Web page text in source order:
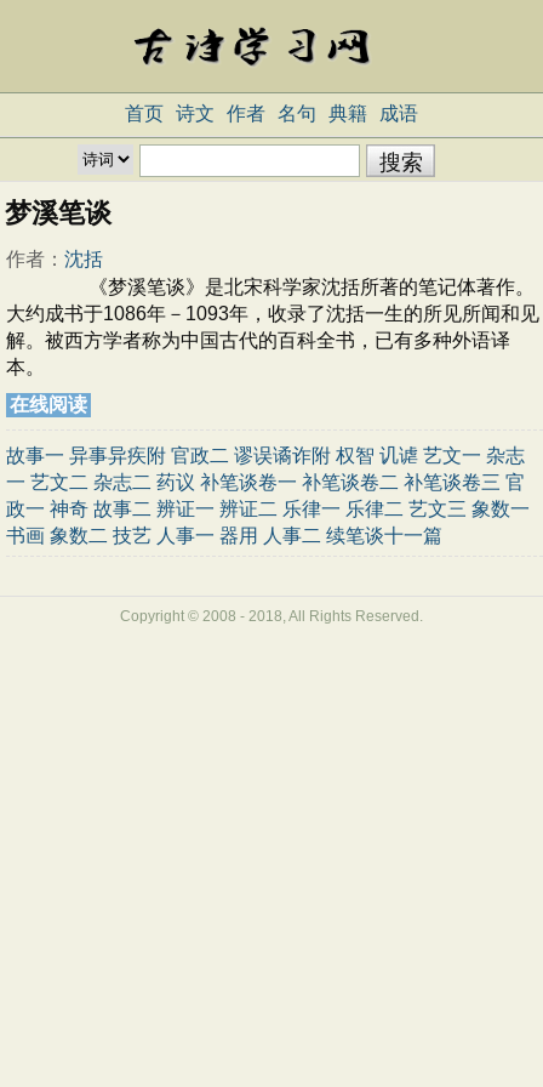
首页 诗文 作者 名句 典籍 成语
梦溪笔谈
作者： 沈括
《梦溪笔谈》是北宋科学家沈括所著的笔记体著作。
大约成书于1086年－1093年，收录了沈括一生的所见所闻和见
解。被西方学者称为中国古代的百科全书，已有多种外语译
本。
在线阅读
故事一 异事异疾附 官政二 谬误谲诈附 权智 讥谑 艺文一 杂志
一 艺文二 杂志二 药议 补笔谈卷一 补笔谈卷二 补笔谈卷三 官
政一 神奇 故事二 辨证一 辨证二 乐律一 乐律二 艺文三 象数一
书画 象数二 技艺 人事一 器用 人事二 续笔谈十一篇
Copyright © 2008 - 2018, All Rights Reserved.